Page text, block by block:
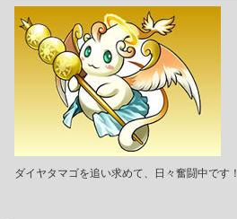
ダイヤタマゴを追い求めて、日々奮闘中です！